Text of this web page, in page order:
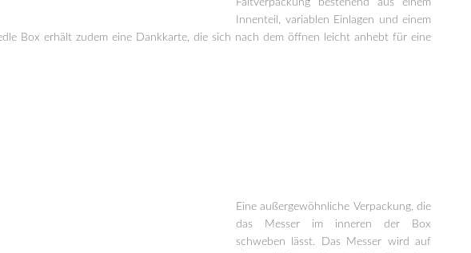
Faltverpackung bestehend aus einem
Innenteil, variablen Einlagen und einem
Box erhält zudem eine Dankkarte, die sich nach dem öffnen leicht anhebt für eine
Eine außergewöhnliche Verpackung, die
das Messer im inneren der Box
schweben lässt. Das Messer wird auf